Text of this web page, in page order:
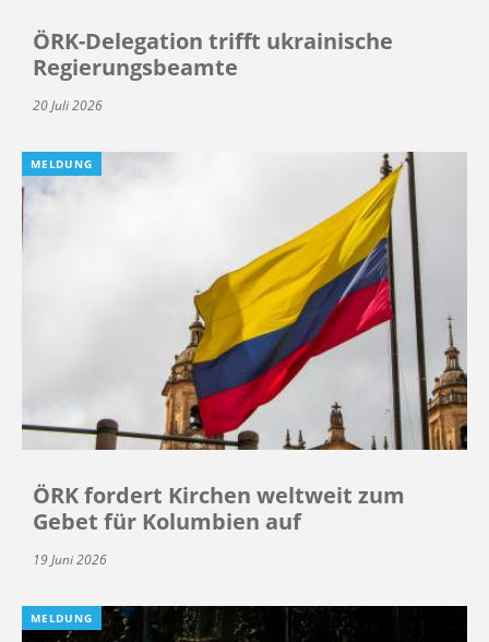
ÖRK-Delegation trifft ukrainische
Regierungsbeamte
20 Juli 2026
MELDUNG
ÖRK fordert Kirchen weltweit zum
Gebet für Kolumbien auf
19 Juni 2026
MELDUNG